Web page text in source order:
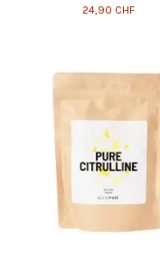
24,90 CHF